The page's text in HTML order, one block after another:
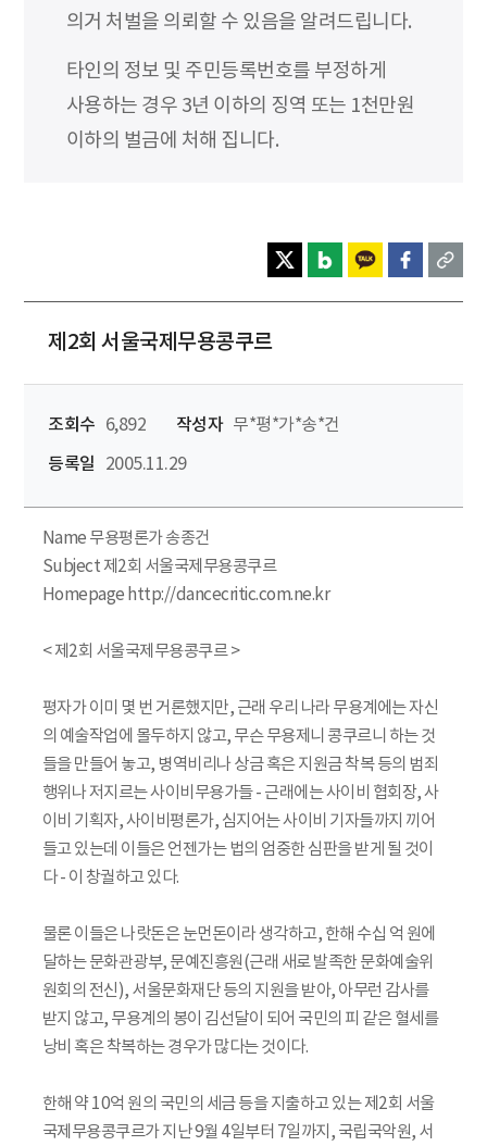
의거 처벌을 의뢰할 수 있음을 알려드립니다.
타인의 정보 및 주민등록번호를 부정하게
사용하는 경우 3년 이하의 징역 또는 1천만원
이하의 벌금에 처해 집니다.
제2회 서울국제무용콩쿠르
조회수 6,892 작성자 무*평*가*송*건
등록일
2005.11.29
Name 무용평론가 송종건
Subject 제2회 서울국제무용콩쿠르
Homepage http://dancecritic.com.ne.kr
< 제2회 서울국제무용콩쿠르 >
평자가 이미 몇 번 거론했지만, 근래 우리 나라 무용계에는 자신
의 예술작업에 몰두하지 않고, 무슨 무용제니 콩쿠르니 하는 것
들을 만들어 놓고, 병역비리나 상금 혹은 지원금 착복 등의 범죄
행위나 저지르는 사이비무용가들 - 근래에는 사이비 협회장, 사
이비 기획자, 사이비평론가, 심지어는 사이비 기자들까지 끼어
들고 있는데 이들은 언젠가는 법의 엄중한 심판을 받게 될 것이
다 - 이 창궐하고 있다.
물론 이들은 나랏돈은 눈먼돈이라 생각하고, 한해 수십 억 원에
달하는 문화관광부, 문예진흥원(근래 새로 발족한 문화예술위
원회의 전신), 서울문화재단 등의 지원을 받아, 아무런 감사를
받지 않고, 무용계의 봉이 김선달이 되어 국민의 피 같은 혈세를
낭비 혹은 착복하는 경우가 많다는 것이다.
한해 약 10억 원의 국민의 세금 등을 지출하고 있는 제2회 서울
국제무용콩쿠르가 지난 9월 4일부터 7일까지, 국립국악원, 서